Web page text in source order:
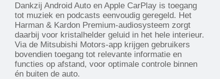
Dankzij Android Auto en Apple CarPlay is toegang
tot muziek en podcasts eenvoudig geregeld. Het
Harman & Kardon Premium-audiosysteem zorgt
daarbij voor kristalhelder geluid in het hele interieur.
Via de Mitsubishi Motors-app krijgen gebruikers
bovendien toegang tot relevante informatie en
functies op afstand, voor optimale controle binnen
én buiten de auto.